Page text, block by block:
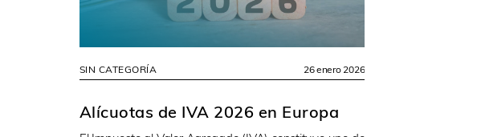
SIN CATEGORÍA 26 enero 2026
Alícuotas de IVA 2026 en Europa